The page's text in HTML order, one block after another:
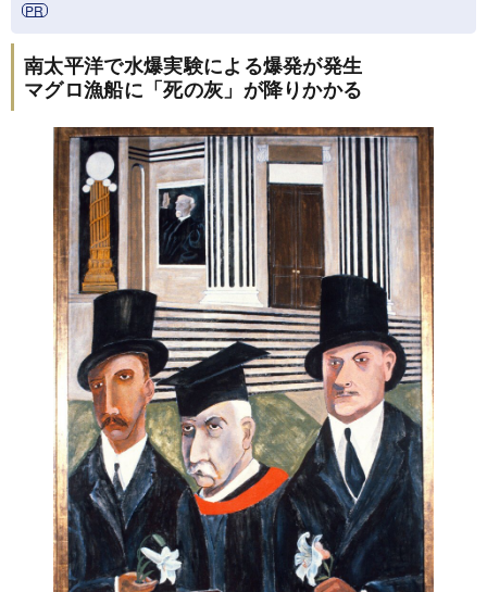
南太平洋で水爆実験による爆発が発生
マグロ漁船に「死の灰」が降りかかる